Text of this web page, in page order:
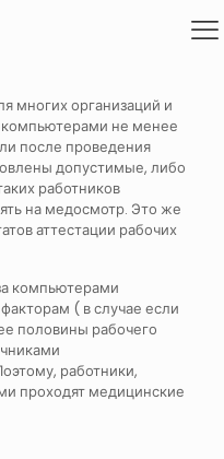
многих организаций и
компьютерами не менее
после проведения
допустимые, либо
работников
на медосмотр. Это же
аттестации рабочих
компьютерами
( в случае если
половины рабочего
работники,
проходят медицинские